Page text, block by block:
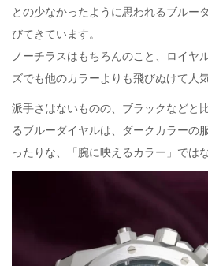
年
月
7
との少なかったように思われるブルー
びてきています。
ノーチラスはもちろんのこと、ロイヤ
ズでも他のカラーよりも飛びぬけて人
派手さはないものの、ブラックなどと
るブルーダイヤルは、ダークカラーの
ったりな、「腕に映えるカラー」では